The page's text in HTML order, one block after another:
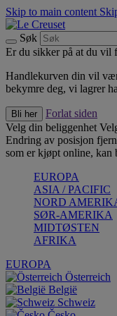
Skip to main content
Søk
Er du sikker på at du vil
Handlekurven din vil
bekymre deg, vi lagrer
Bli her
Forlat siden
Velg din beliggenhet
Endring av posisjon
som er kjøpt online, kan
EUROPA
ASIA / PACIFIC
NORD
SØR-AMERIKA
MIDTØSTEN
AFRIKA
EUROPA
Österreich
België
Schweiz